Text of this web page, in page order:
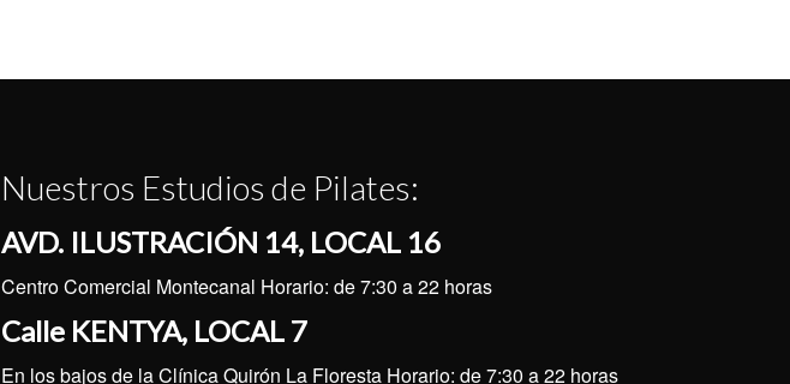
Nuestros Estudios de Pilates:
AVD. ILUSTRACIÓN 14, LOCAL 16
Centro Comercial Montecanal Horario: de 7:30 a 22 horas
Calle KENTYA, LOCAL 7
En los bajos de la Clínica Quirón La Floresta Horario: de 7:30 a 22 horas